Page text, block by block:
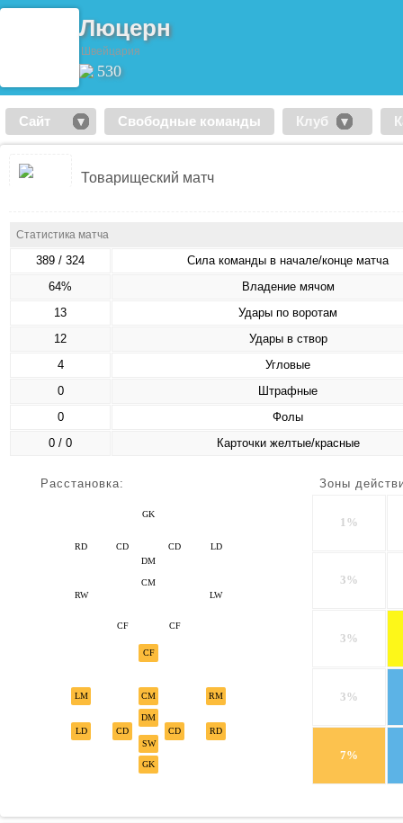
Люцерн
Швейцария
530
Сайт Свободные команды Клуб
Товарищеский матч
Статистика матча
389 / 324
Сила команды в начале/конце матча
64%
Владение мячом
13
Удары по воротам
12
Удары в створ
4
Угловые
0
Штрафные
0
Фолы
0 / 0
Карточки желтые/красные
Расстановка:
GK
CD
RD CD LD
CM
DM
RW LW
CF
CF
GK
SW
LD RD
CD
RM
CD
DM
CM
LM
CF
Зоны
1%
3%
3%
3%
7%